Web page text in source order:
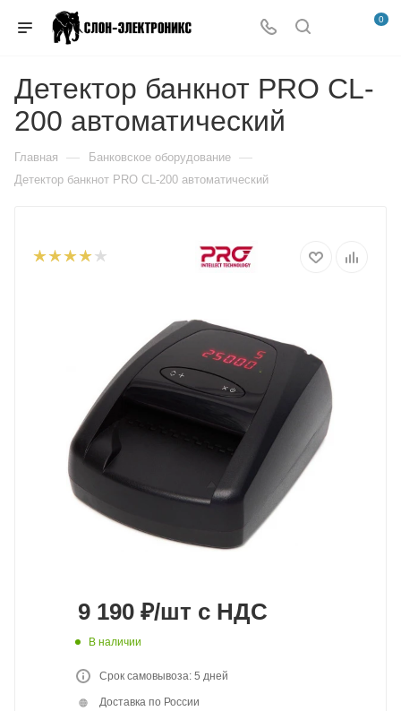
0
Детектор банкнот PRO CL-
200 автоматический
Главная — Банковское оборудование —
Детектор банкнот PRO CL-200 автоматический
9 190 ₽/шт с НДС
В наличии
Срок самовывоза: 5 дней
Доставка по России